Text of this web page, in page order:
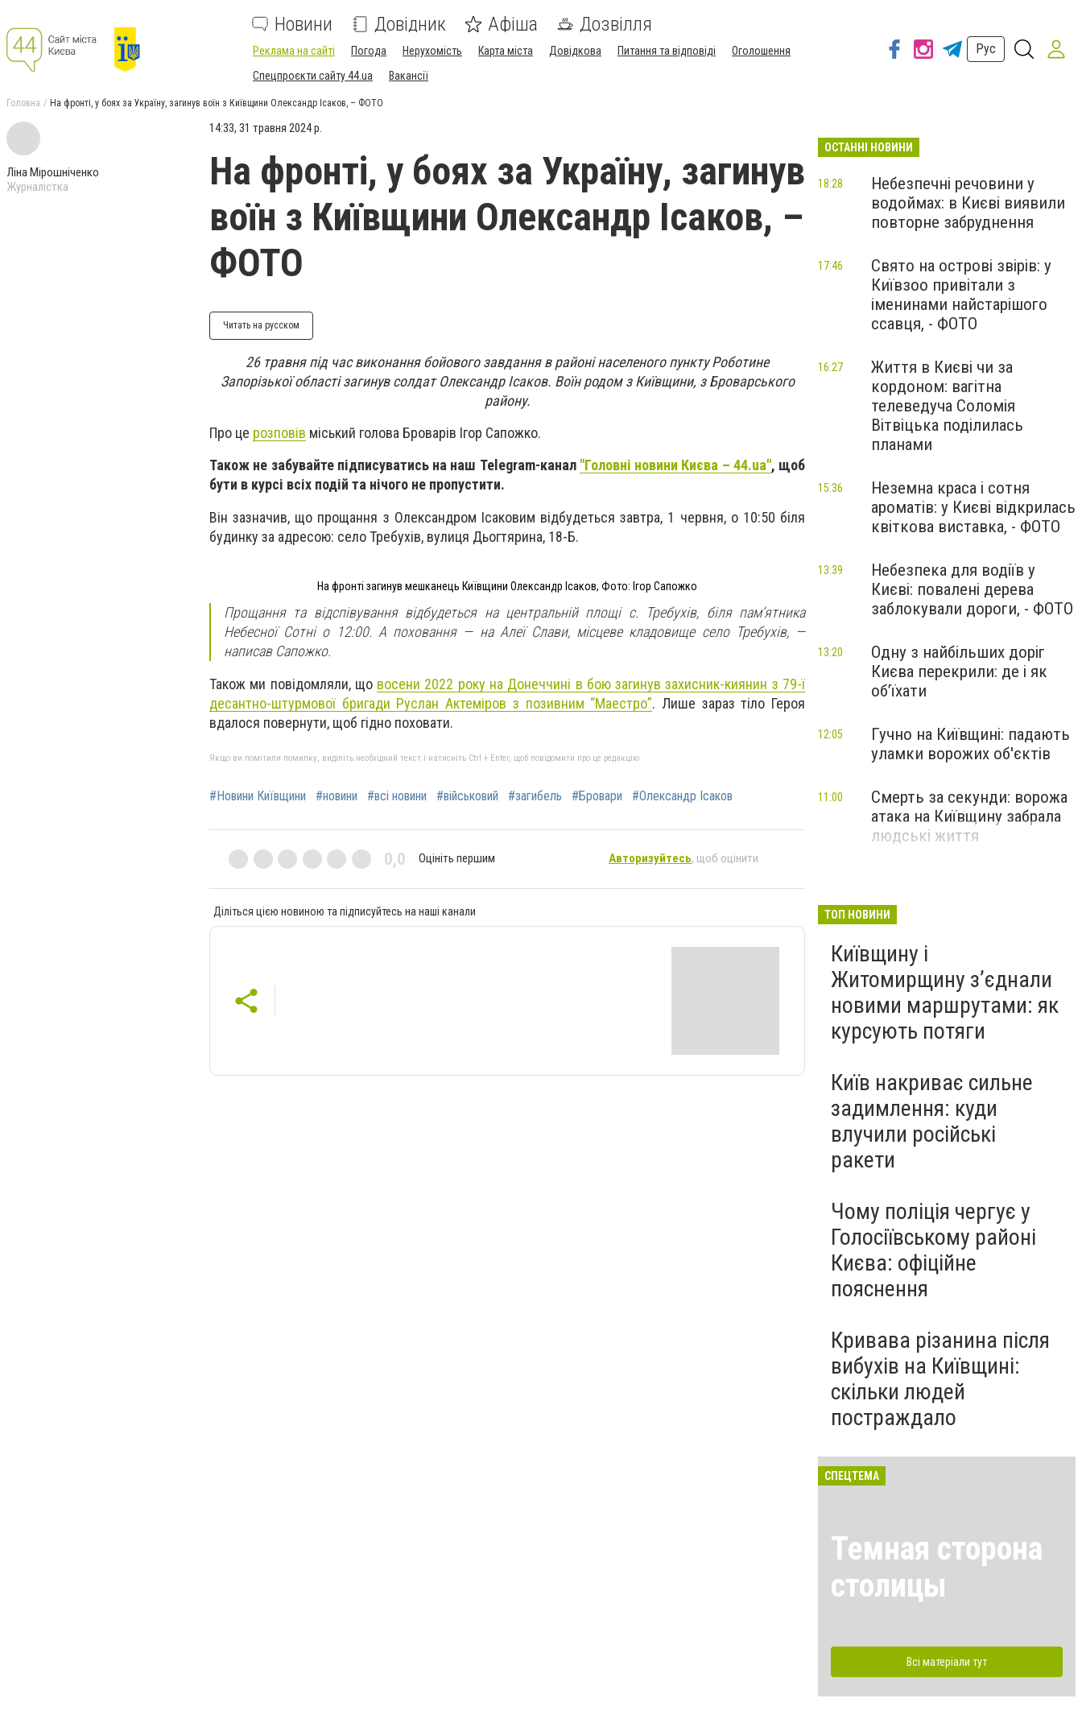
Новини Довідник Афіша Дозвілля
Реклама на сайті Погода Нерухомість Карта міста Довідкова Питання та відповіді
Оголошення
Спецпроєкти сайту 44.ua
Вакансії
Рус
Головна На фронті, у боях за Україну, загинув воїн з Київщини Олександр Ісаков, – ФОТО
Ліна Мірошніченко
Журналістка
14:33, 31 травня 2024 р.
На фронті, у боях за Україну, загинув
воїн з Київщини Олександр Ісаков, –
ФОТО
Читать на русском
26 травня під час виконання бойового завдання в районі населеного пункту Роботине
Запорізької області загинув солдат Олександр Ісаков. Воїн родом з Київщини, з Броварського
району.
Про це розповів міський голова Броварів Ігор Сапожко.
Також не забувайте підписуватись на наш Telegram-канал "Головні новини Києва – 44.ua", щоб
бути в курсі всіх подій та нічого не пропустити.
Він зазначив, що прощання з Олександром Ісаковим відбудеться завтра, 1 червня, о 10:50 біля
будинку за адресою: село Требухів, вулиця Дьогтярина, 18-Б.
На фронті загинув мешканець Київщини Олександр Ісаков, Фото: Ігор Сапожко
Прощання та відспівування відбудеться на центральній площі с. Требухів, біля пам’ятника
Небесної Сотні о 12:00. А поховання — на Алеї Слави, місцеве кладовище село Требухів, —
написав Сапожко.
Також ми повідомляли, що восени 2022 року на Донеччині в бою загинув захисник-киянин з 79-ї
десантно-штурмової бригади Руслан Актеміров з позивним “Маестро”. Лише зараз тіло Героя
вдалося повернути, щоб гідно поховати.
Якщо ви помітили помилку, виділіть необхідний текст і натисніть Ctrl + Enter, щоб повідомити про це редакцію
#Новини Київщини #новини #всі новини #військовий #загибель #Бровари #Олександр Ісаков
0,0 Оцініть першим Авторизуйтесь, щоб оцінити
Діліться цією новиною та підписуйтесь на наші канали
ОСТАННІ НОВИНИ
Небезпечні речовини у
водоймах: в Києві виявили
повторне забруднення
18:28
Свято на острові звірів: у
Київзоо привітали з
іменинами найстарішого
ссавця, - ФОТО
17:46
Життя в Києві чи за
кордоном: вагітна
телеведуча Соломія
Вітвіцька поділилась
планами
16:27
Неземна краса і сотня
ароматів: у Києві відкрилась
квіткова виставка, - ФОТО
15:36
Небезпека для водіїв у
Києві: повалені дерева
заблокували дороги, - ФОТО
13:39
Одну з найбільших доріг
Києва перекрили: де і як
об’їхати
13:20
Гучно на Київщині: падають
уламки ворожих об'єктів
12:05
Смерть за секунди: ворожа
атака на Київщину забрала
людські життя
11:00
ТОП НОВИНИ
Київщину і
Житомирщину з’єднали
новими маршрутами: як
курсують потяги
Київ накриває сильне
задимлення: куди
влучили російські
ракети
Чому поліція чергує у
Голосіївському районі
Києва: офіційне
пояснення
Кривава різанина після
вибухів на Київщині:
скільки людей
постраждало
СПЕЦТЕМА
Темная сторона
столицы
Всі матеріали тут